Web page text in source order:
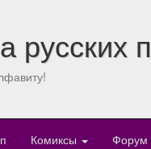
русских
Комиксы Форум